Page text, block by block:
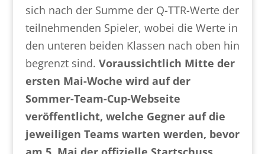
sich nach der Summe der Q-TTR-Werte der
teilnehmenden Spieler, wobei die Werte in
den unteren beiden Klassen nach oben hin
begrenzt sind. Voraussichtlich Mitte der
ersten Mai-Woche wird auf der
Sommer-Team-Cup-Webseite
veröffentlicht, welche Gegner auf die
jeweiligen Teams warten werden, bevor